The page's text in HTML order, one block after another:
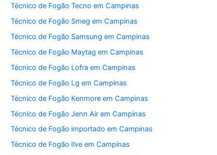
Técnico de Fogão Tecno em Campinas
Técnico de Fogão Smeg em Campinas
Técnico de Fogão Samsung em Campinas
Técnico de Fogão Maytag em Campinas
Técnico de Fogão Lofra em Campinas
Técnico de Fogão Lg em Campinas
Técnico de Fogão Kenmore em Campinas
Técnico de Fogão Jenn Air em Campinas
Técnico de Fogão importado em Campinas
Técnico de Fogão Ilve em Campinas